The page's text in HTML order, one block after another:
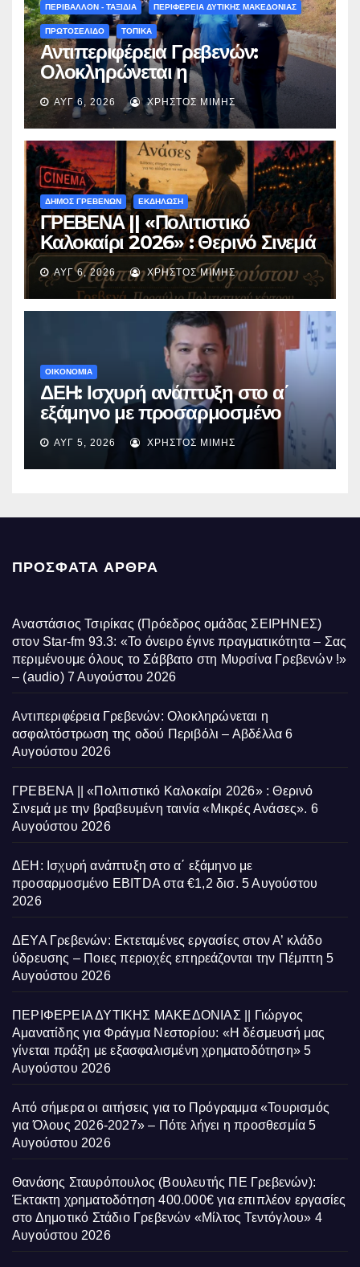
ΠΕΡΙΒΑΛΛΟΝ - ΤΑΞΙΔΙΑ ΠΕΡΙΦΕΡΕΙΑ ΔΥΤΙΚΗΣ ΜΑΚΕΔΟΝΙΑΣ
ΠΡΩΤΟΣΕΛΙΔΟ ΤΟΠΙΚΑ
Αντιπεριφέρεια Γρεβενών:
Ολοκληρώνεται η
ασφαλτόστρωση της οδού
Περιβόλι – Αβδέλλα
ΑΥΓ 6, 2026 ΧΡΉΣΤΟΣ ΜΊΜΗΣ
ΔΗΜΟΣ ΓΡΕΒΕΝΩΝ ΕΚΔΗΛΩΣΗ
ΓΡΕΒΕΝΑ || «Πολιτιστικό
Καλοκαίρι 2026» : Θερινό Σινεμά
με την βραβευμένη ταινία
«Μικρές Ανάσες».
ΑΥΓ 6, 2026 ΧΡΉΣΤΟΣ ΜΊΜΗΣ
ΟΙΚΟΝΟΜΙΑ
ΔΕΗ: Ισχυρή ανάπτυξη στο α΄
εξάμηνο με προσαρμοσμένο
EBITDA στα €1,2 δισ.
ΑΥΓ 5, 2026 ΧΡΉΣΤΟΣ ΜΊΜΗΣ
ΠΡΌΣΦΑΤΑ ΆΡΘΡΑ
Αναστάσιος Τσιρίκας (Πρόεδρος ομάδας ΣΕΙΡΗΝΕΣ)
στον Star-fm 93.3: «Το όνειρο έγινε πραγματικότητα – Σας
περιμένουμε όλους το Σάββατο στη Μυρσίνα Γρεβενών !»
– (audio) 7 Αυγούστου 2026
Αντιπεριφέρεια Γρεβενών: Ολοκληρώνεται η
ασφαλτόστρωση της οδού Περιβόλι – Αβδέλλα 6
Αυγούστου 2026
ΓΡΕΒΕΝΑ || «Πολιτιστικό Καλοκαίρι 2026» : Θερινό
Σινεμά με την βραβευμένη ταινία «Μικρές Ανάσες». 6
Αυγούστου 2026
ΔΕΗ: Ισχυρή ανάπτυξη στο α΄ εξάμηνο με
προσαρμοσμένο EBITDA στα €1,2 δισ. 5 Αυγούστου
2026
ΔΕΥΑ Γρεβενών: Εκτεταμένες εργασίες στον Α’ κλάδο
ύδρευσης – Ποιες περιοχές επηρεάζονται την Πέμπτη 5
Αυγούστου 2026
ΠΕΡΙΦΕΡΕΙΑ ΔΥΤΙΚΗΣ ΜΑΚΕΔΟΝΙΑΣ || Γιώργος
Αμανατίδης για Φράγμα Νεστορίου: «Η δέσμευσή μας
γίνεται πράξη με εξασφαλισμένη χρηματοδότηση» 5
Αυγούστου 2026
Από σήμερα οι αιτήσεις για το Πρόγραμμα «Τουρισμός
για Όλους 2026-2027» – Πότε λήγει η προσθεσμία 5
Αυγούστου 2026
Θανάσης Σταυρόπουλος (Βουλευτής ΠΕ Γρεβενών):
Έκτακτη χρηματοδότηση 400.000€ για επιπλέον εργασίες
στο Δημοτικό Στάδιο Γρεβενών «Μίλτος Τεντόγλου» 4
Αυγούστου 2026